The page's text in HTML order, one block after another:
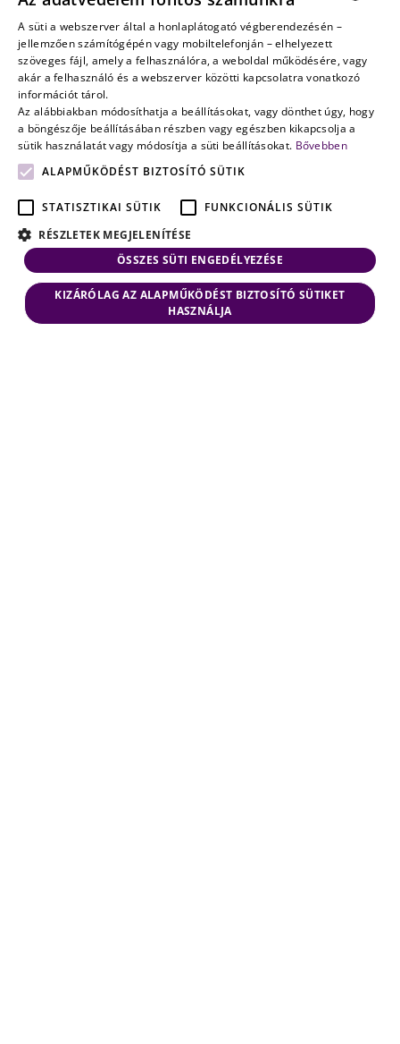
nem a
véletlenen
múlik
HUNGARIAN
ENGLISH
A süti a webszerver által a honlaplátogató végberendezésén –
jellemzően számítógépén vagy mobiltelefonján – elhelyezett
szöveges fájl, amely a felhasználóra, a weboldal működésére, vagy
akár a felhasználó és a webszerver közötti kapcsolatra vonatkozó
információt tárol.
Az alábbiakban módosíthatja a beállításokat, vagy dönthet úgy, hogy
a böngészője beállításában részben vagy egészben kikapcsolja a
sütik használatát vagy módosítja a süti beállításokat. Bővebben
ALAPMŰKÖDÉST BIZTOSÍTÓ SÜTIK
STATISZTIKAI SÜTIK
FUNKCIONÁLIS SÜTIK
RÉSZLETEK MEGJELENÍTÉSE
ÖSSZES SÜTI ENGEDÉLYEZÉSE
KIZÁRÓLAG AZ ALAPMŰKÖDÉST BIZTOSÍTÓ SÜTIKET
HASZNÁLJA